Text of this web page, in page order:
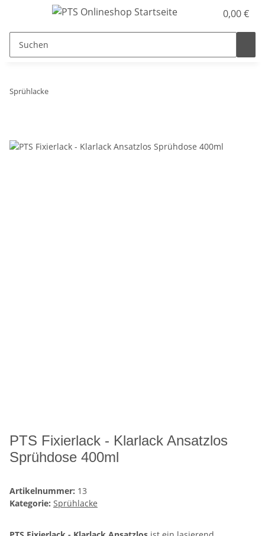
0,00 €
Sprühlacke
PTS Fixierlack - Klarlack Ansatzlos
Sprühdose 400ml
Artikelnummer: 13
Kategorie: Sprühlacke